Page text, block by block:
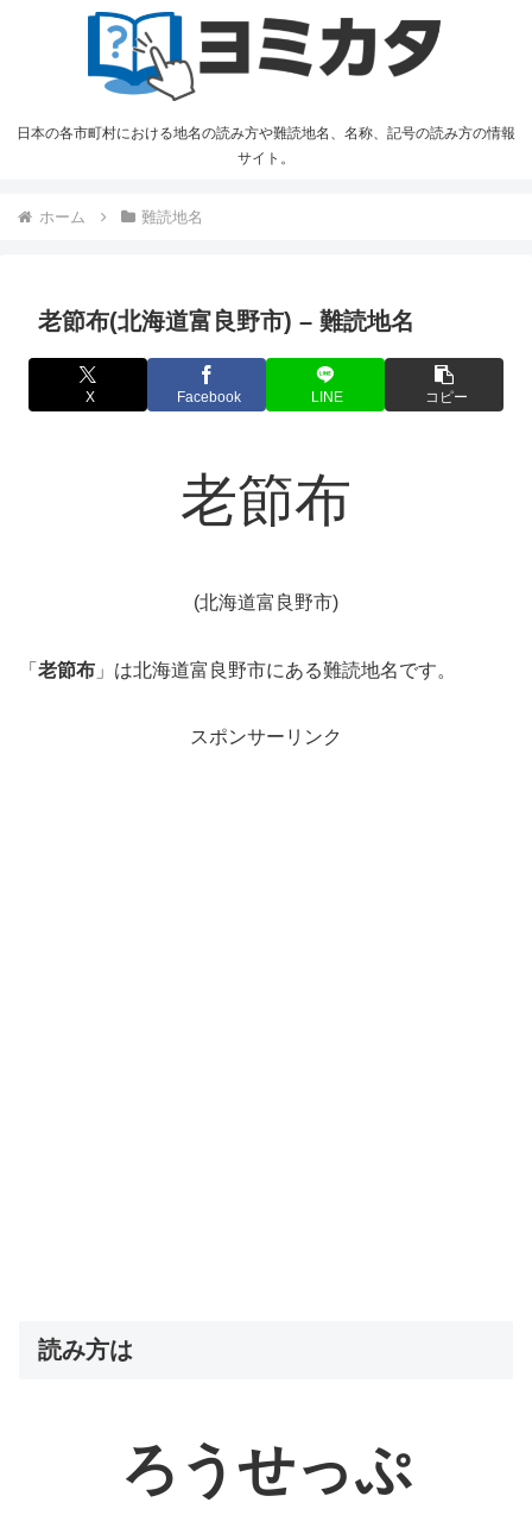
日本の各市町村における地名の読み方や難読地名、名称、記号の読み方の情報
サイト。
ホーム 難読地名
老節布(北海道富良野市) – 難読地名
X Facebook LINE コピー
老節布
(北海道富良野市)
「 老節布 」は北海道富良野市にある難読地名です。
スポンサーリンク
読み方は
ろうせっぷ